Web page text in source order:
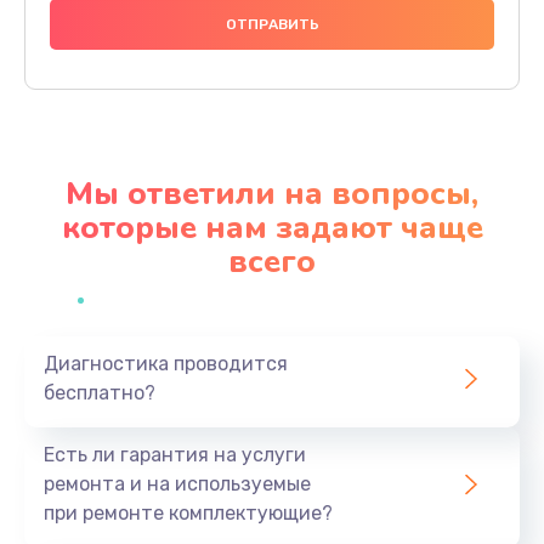
400 руб.
Заказать
Замена разъёма mini-USB
Замена GSM / WiFi антенны
Заказать
Мы ответили на вопросы,
которые нам задают чаще
всего
Диагностика проводится
бесплатно?
Есть ли гарантия на услуги
ремонта и на используемые
при ремонте комплектующие?